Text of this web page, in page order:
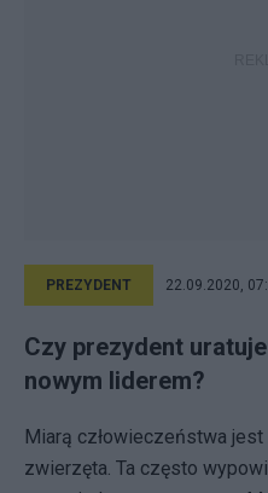
PREZYDENT 22.09.2020,
Czy prezydent
nowym liderem?
Miarą człowieczeństwa
zwierzęta. Ta często